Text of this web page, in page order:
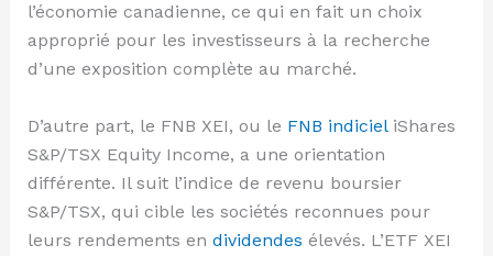
l’économie canadienne, ce qui en fait un choix
approprié pour les investisseurs à la recherche
d’une exposition complète au marché.
D’autre part, le FNB XEI, ou le FNB indicieliShares
S&P/TSX Equity Income, a une orientation
différente. Il suit l’indice de revenu boursier
S&P/TSX, qui cible les sociétés reconnues pour
leurs rendements en dividendes élevés. L’ETF XEI